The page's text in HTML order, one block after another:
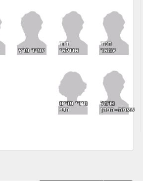
חמד
עמאר
דוד
אזולאי עמיר פרץ
כרמל
שאמה-הכהן
מירי מרים
רגב